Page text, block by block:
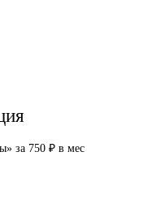
за 750 ₽ в мес